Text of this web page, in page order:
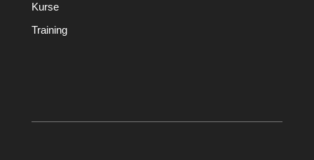
Kurse
Training